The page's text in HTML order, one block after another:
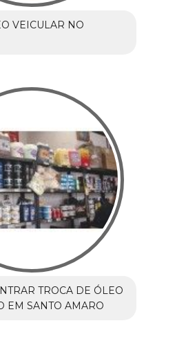
VEICULAR NO
TROCA DE ÓLEO
EM SANTO AMARO